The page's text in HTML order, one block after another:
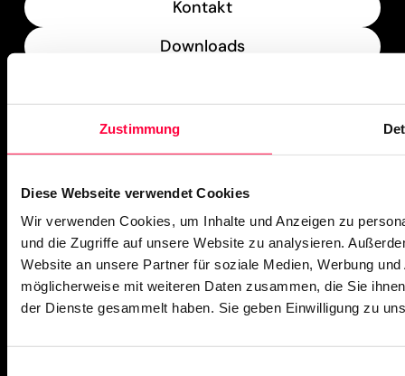
Zustimmung
Diese Webseite verwendet Cookies
Wir verwenden Cookies, um Inhalte und Anzeigen zu
und die Zugriffe auf unsere Website zu analysieren.
Website an unsere Partner für soziale Medien, Werbung
möglicherweise mit weiteren Daten zusammen, die Sie
der Dienste gesammelt haben. Sie geben Einwilligung zu
Kontakt
Downloads
PASCOM Service Monitor
ImpressumMissbrauch meldenAGBDatenschutz